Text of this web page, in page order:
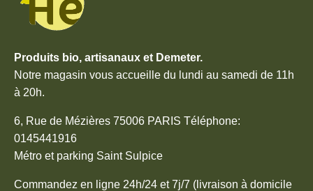
Produits bio, artisanaux et Demeter.
Notre magasin vous accueille du lundi au samedi de 11h
à 20h.
6, Rue de Mézières 75006 PARIS Téléphone:
0145441916
Métro et parking Saint Sulpice
Commandez en ligne 24h/24 et 7j/7 (livraison à domicile